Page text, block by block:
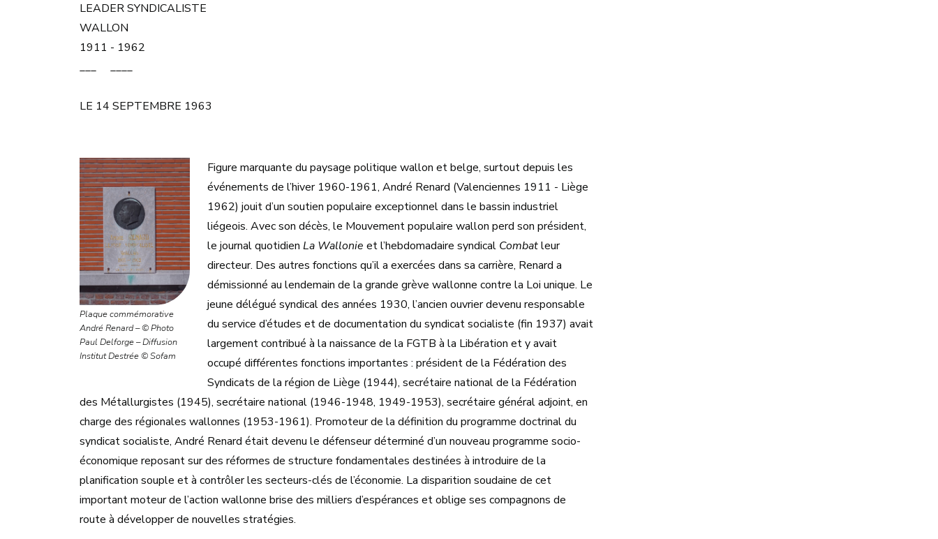
LEADER SYNDICALISTE
WALLON
1911 - 1962
___ ____
LE 14 SEPTEMBRE 1963
Plaque commémorative
André Renard – © Photo
Paul Delforge – Diffusion
Institut Destrée © Sofam
Figure marquante du paysage politique wallon et belge, surtout depuis les
événements de l’hiver 1960-1961, André Renard (Valenciennes 1911 - Liège
1962) jouit d’un soutien populaire exceptionnel dans le bassin industriel
liégeois. Avec son décès, le Mouvement populaire wallon perd son président,
le journal quotidien La Wallonie et l’hebdomadaire syndical Combatleur
directeur. Des autres fonctions qu’il a exercées dans sa carrière, Renard a
démissionné au lendemain de la grande grève wallonne contre la Loi unique. Le
jeune délégué syndical des années 1930, l’ancien ouvrier devenu responsable
du service d’études et de documentation du syndicat socialiste (fin 1937) avait
largement contribué à la naissance de la FGTB à la Libération et y avait
occupé différentes fonctions importantes : président de la Fédération des
Syndicats de la région de Liège (1944), secrétaire national de la Fédération
des Métallurgistes (1945), secrétaire national (1946-1948, 1949-1953), secrétaire général adjoint, en
charge des régionales wallonnes (1953-1961). Promoteur de la définition du programme doctrinal du
syndicat socialiste, André Renard était devenu le défenseur déterminé d’un nouveau programme socio-
économique reposant sur des réformes de structure fondamentales destinées à introduire de la
planification souple et à contrôler les secteurs-clés de l’économie. La disparition soudaine de cet
important moteur de l’action wallonne brise des milliers d’espérances et oblige ses compagnons de
route à développer de nouvelles stratégies.